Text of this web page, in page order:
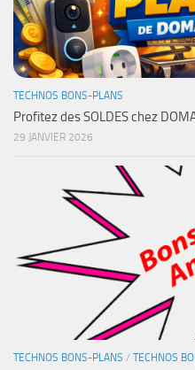
TECHNOS BONS-PLANS
Profitez des SOLDES chez
29 JANVIER 2026
TECHNOS BONS-PLANS / TECHNOS